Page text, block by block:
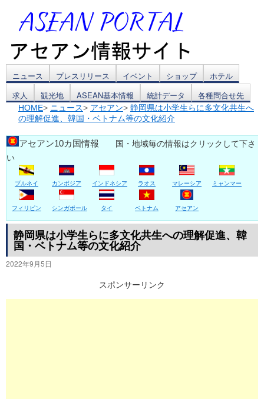
コ
ン
テ
ン
ツ
へ
ス
キ
ッ
ニュース プレスリリース イベント ショップ
ホテル
求人
観光地 ASEAN基本情報 統計データ 各種問合せ先
HOME> ニュース> アセアン> 静岡県は小学生らに多文化共生へ
の理解促進、韓国・ベトナム等の文化紹介
アセアン10カ国情報 国・地域毎の情報はクリックして下さ
い
ブルネイ カンボジア インドネシア ラオス マレーシア ミャンマー
フィリピン シンガポール タイ ベトナム アセアン
静岡県は小学生らに多文化共生への理解促進、韓
国・ベトナム等の文化紹介
2022年9月5日
スポンサーリンク